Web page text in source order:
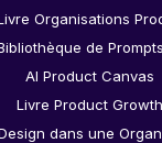
Organisations
de
AI Product Canvas
Livre Product Growth
dans une